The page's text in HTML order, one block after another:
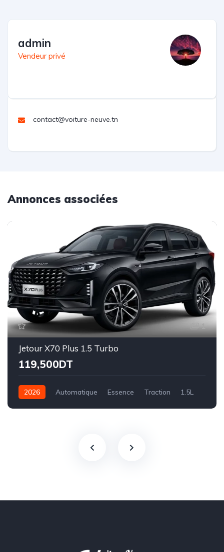
admin
Vendeur privé
contact@voiture-neuve.tn
Annonces associées
1
Jetour X70 Plus 1.5 Turbo
119,500DT
2026 Automatique Essence Traction 1.5L